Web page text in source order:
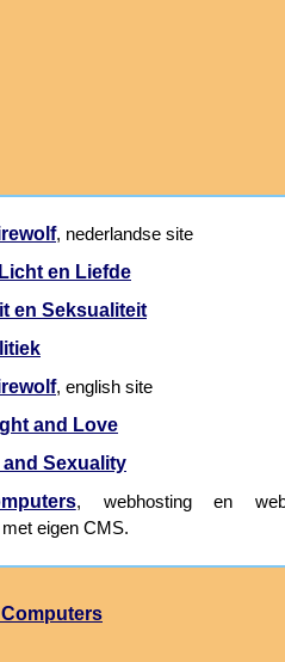
, nederlandse site
en Liefde
en Seksualiteit
, english site
and Love
Sexuality
, webhosting en
eigen CMS.